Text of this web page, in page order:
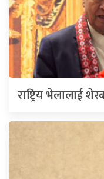
राष्ट्रिय भेलालाई